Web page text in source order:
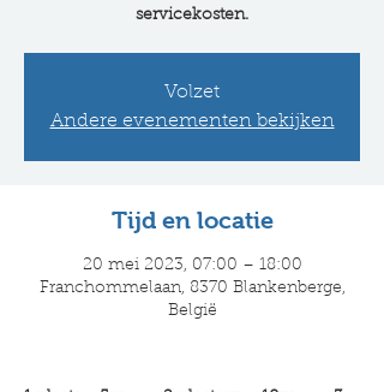
servicekosten.
Volzet
Andere evenementen bekijken
Tijd en locatie
20 mei 2023, 07:00 – 18:00
Franchommelaan, 8370 Blankenberge,
België